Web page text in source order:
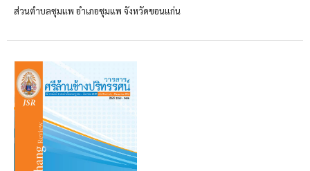
ส่วนตำบลชุมแพ อำเภอชุมแพ จังหวัดขอนแก่น